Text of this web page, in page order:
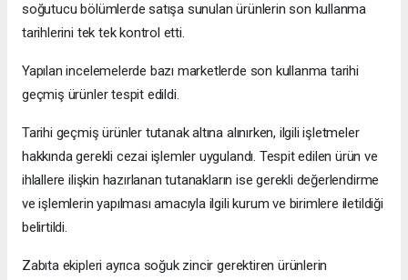
soğutucu bölümlerde satışa sunulan ürünlerin son kullanma
tarihlerini tek tek kontrol etti.
Yapılan incelemelerde bazı marketlerde son kullanma tarihi
geçmiş ürünler tespit edildi.
Tarihi geçmiş ürünler tutanak altına alınırken, ilgili işletmeler
hakkında gerekli cezai işlemler uygulandı. Tespit edilen ürün ve
ihlallere ilişkin hazırlanan tutanakların ise gerekli değerlendirme
ve işlemlerin yapılması amacıyla ilgili kurum ve birimlere iletildiği
belirtildi.
Zabıta ekipleri ayrıca soğuk zincir gerektiren ürünlerin